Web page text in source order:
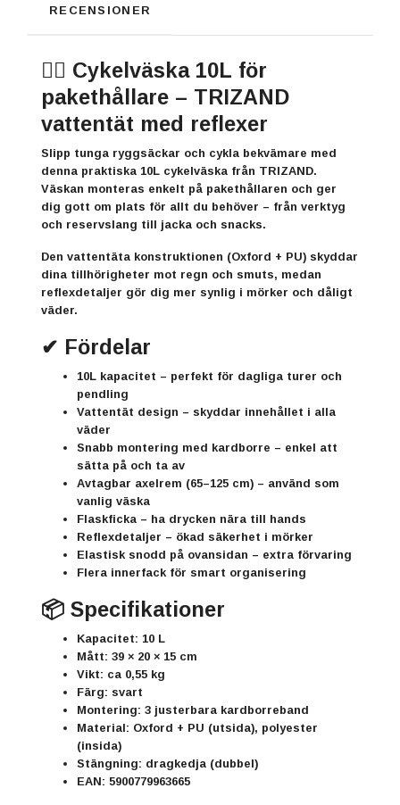
RECENSIONER
🚴‍♂️ Cykelväska 10L för
pakethållare – TRIZAND
vattentät med reflexer
Slipp tunga ryggsäckar och cykla bekvämare med
denna praktiska 10L cykelväska från TRIZAND.
Väskan monteras enkelt på pakethållaren och ger
dig gott om plats för allt du behöver – från verktyg
och reservslang till jacka och snacks.
Den vattentäta konstruktionen (Oxford + PU) skyddar
dina tillhörigheter mot regn och smuts, medan
reflexdetaljer gör dig mer synlig i mörker och dåligt
väder.
✔ Fördelar
10L kapacitet – perfekt för dagliga turer och
pendling
Vattentät design – skyddar innehållet i alla
väder
Snabb montering med kardborre – enkel att
sätta på och ta av
Avtagbar axelrem (65–125 cm) – använd som
vanlig väska
Flaskficka – ha drycken nära till hands
Reflexdetaljer – ökad säkerhet i mörker
Elastisk snodd på ovansidan – extra förvaring
Flera innerfack för smart organisering
📦 Specifikationer
Kapacitet: 10 L
Mått: 39 × 20 × 15 cm
Vikt: ca 0,55 kg
Färg: svart
Montering: 3 justerbara kardborreband
Material: Oxford + PU (utsida), polyester
(insida)
Stängning: dragkedja (dubbel)
EAN: 5900779963665